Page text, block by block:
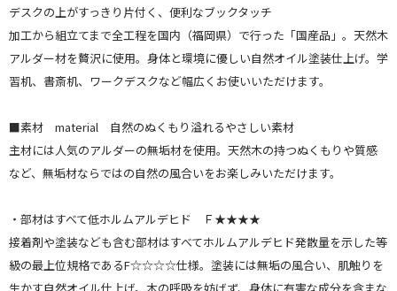
デスクの上がすっきり片付く、便利なブックタッチ
加工から組立てまで全工程を国内（福岡県）で行った「国産品」。天然木
アルダー材を贅沢に使用。身体と環境に優しい自然オイル塗装仕上げ。学
習机、書斎机、ワークデスクなど幅広くお使いいただけます。
■素材 material 自然のぬくもり溢れるやさしい素材
主材には人気のアルダーの無垢材を使用。天然木の持つぬくもりや質感
など、無垢材ならではの自然の風合いをお楽しみいただけます。
・部材はすべて低ホルムアルデヒド Ｆ★★★★
接着剤や塗装なども含む部材はすべてホルムアルデヒド発散量を示した等
級の最上位規格であるF☆☆☆☆仕様。塗装には無垢の風合い、肌触りを